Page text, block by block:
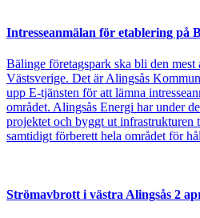
Intresseanmälan för etablering på
Bälinge företagspark ska bli den mest
Västsverige. Det är Alingsås
upp E-tjänsten för att lämna
området. Alingsås Energi har under
projektet och byggt ut infrastrukturen
samtidigt förberett hela området för
Strömavbrott i västra Alingsås 2